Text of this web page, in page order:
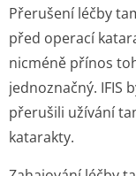
Přerušení léčby
před operací
nicméně přínos
jednoznačný. IFIS
přerušili užívání
katarakty.